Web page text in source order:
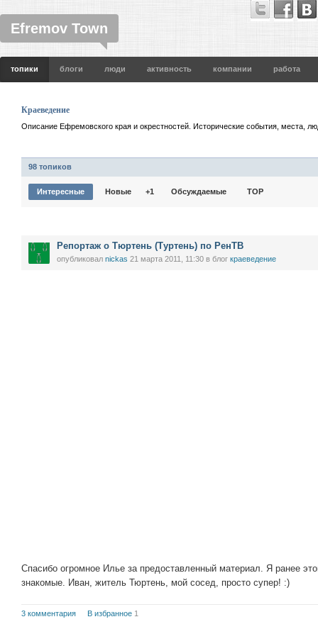
Efremov Town
топики блоги люди активность компании работа
Краеведение
Описание Ефремовского края и окрестностей. Исторические события, места,
98 топиков
Интересные Новые +1 Обсуждаемые TOP
Репортаж о Тюртень (Туртень) по РенТВ
опубликовал nickas 21 марта 2011, 11:30 в блог краеведение
Спасибо огромное Илье за предоставленный материал. Я ранее
знакомые. Иван, житель Тюртень, мой сосед, просто супер! :)
3 комментария В избранное 1